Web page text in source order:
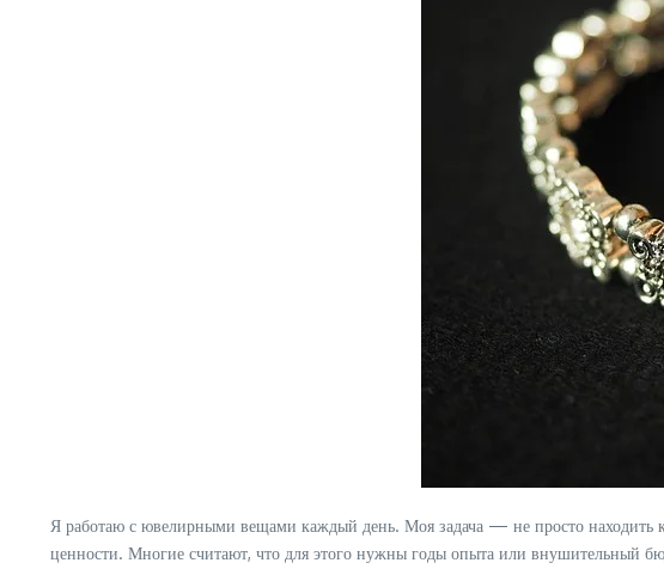
Я работаю с ювелирными вещами каждый день. Моя задача — не просто находить
ценности. Многие считают, что для этого нужны годы опыта или внушительный